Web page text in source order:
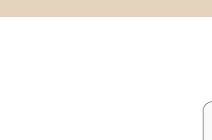
EKIBIMIZ EXECUTIVE İŞE ALIM